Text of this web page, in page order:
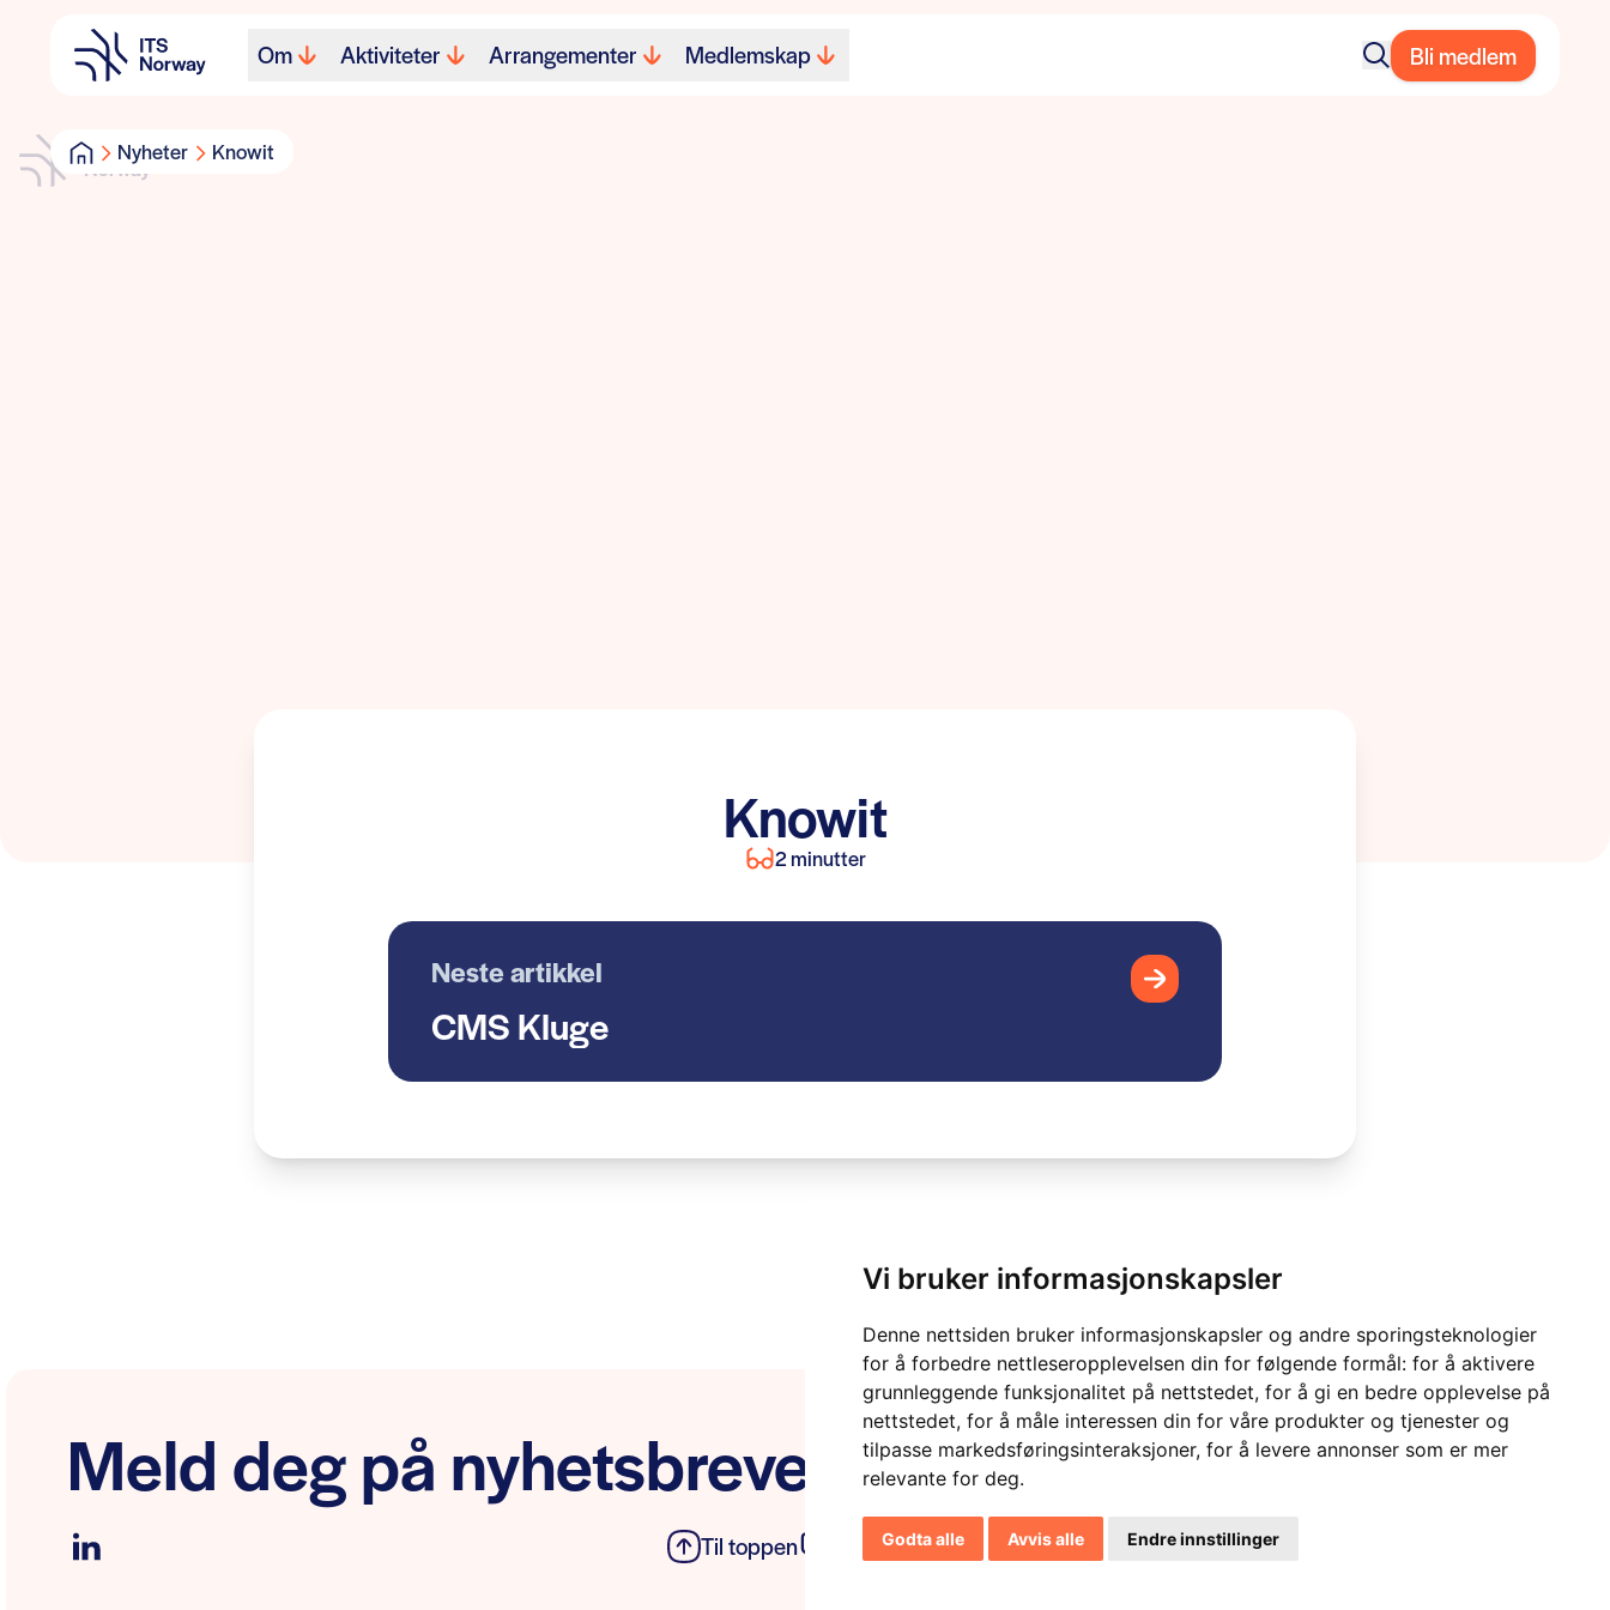
Vi bruker informasjonskapsler
Denne nettsiden bruker informasjonskapsler og andre sporingsteknologier
for å forbedre nettleseropplevelsen din for følgende formål: for å aktivere
grunnleggende funksjonalitet på nettstedet, for å gi en bedre opplevelse på
nettstedet, for å måle interessen din for våre produkter og tjenester og
tilpasse markedsføringsinteraksjoner, for å levere annonser som er mer
relevante for deg.
Godta alle Avvis alle Endre innstillinger
Om Aktiviteter Arrangementer Medlemskap Bli medlem
Nyheter Knowit
Knowit
2 minutter
Neste artikkel
CMS Kluge
Meld deg på nyhetsbrevet vårt
Til toppen Personvern